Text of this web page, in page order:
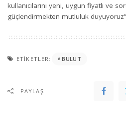
kullanıcılarını yeni, uygun fiyatlı ve
güçlendirmekten mutluluk
ETIKETLER: BULUT
PAYLAŞ